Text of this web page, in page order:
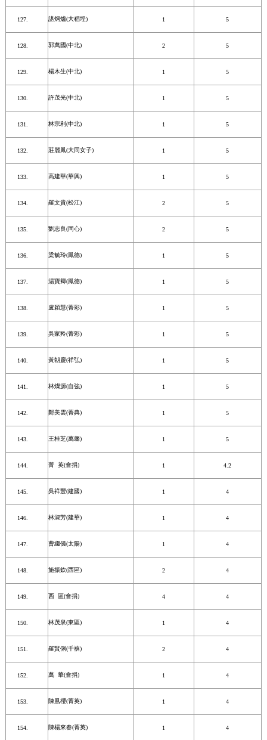
諶炯爐(大稻埕) 1 5
郭萬國(中北) 2 5
楊木生(中北) 1 5
許茂光(中北) 1 5
林宗利(中北) 1 5
莊麗鳳(大同女子) 1 5
高建華(華興) 1 5
羅文貴(松江) 2 5
劉志良(同心) 2 5
梁毓玲(鳳德) 1 5
湯寶卿(鳳德) 1 5
盧穎慧(菁彩) 1 5
吳家羚(菁彩) 1 5
黃朝慶(祥弘) 1 5
林燦源(自強) 1 5
鄭美雲(菁典) 1 5
王桂芝(萬馨) 1 5
菁 英(會捐) 1 4.2
吳祥豐(建國) 1 4
林淑芳(建華) 1 4
曹繼儀(太陽) 1 4
施振欽(西區) 2 4
西 區(會捐) 4 4
林茂泉(東區) 1 4
羅賢俐(千禧) 2 4
萬 華(會捐) 1 4
陳凰櫻(菁英) 1 4
陳楊來春(菁英) 1 4